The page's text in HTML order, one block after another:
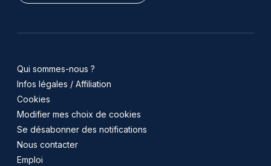
Qui sommes-nous ?
Infos légales / Affiliation
Cookies
Modifier mes choix de cookies
Se désabonner des notifications
Nous contacter
Emploi